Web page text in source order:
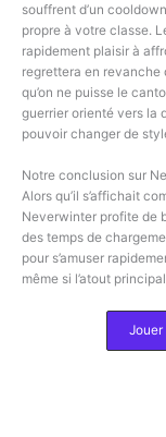
souffrent d’un
propre à votre classe.
rapidement plaisir à
regrettera en revanche
qu’on ne puisse le
guerrier orienté vers la
pouvoir changer de
Notre conclusion sur
Alors qu’il s’affichait
Neverwinter profite de
des temps de
pour s’amuser
même si l’atout